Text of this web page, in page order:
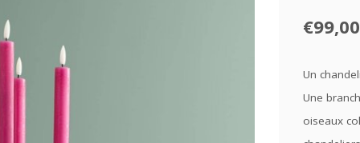
€99,00
Un
Une
oiseaux